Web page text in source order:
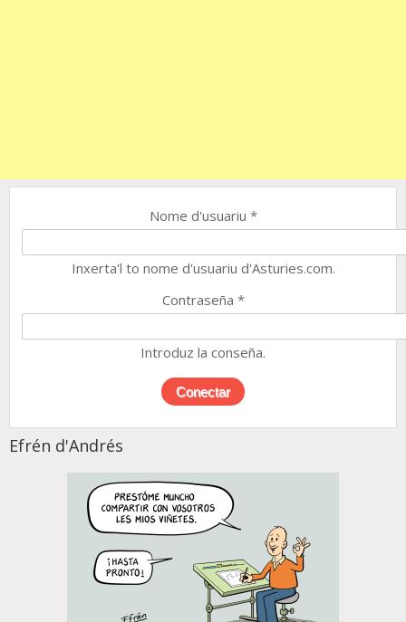
Nome d'usuariu *
Inxerta'l to nome d'usuariu d'Asturies.com.
Contraseña *
Introduz la conseña.
Efrén d'Andrés